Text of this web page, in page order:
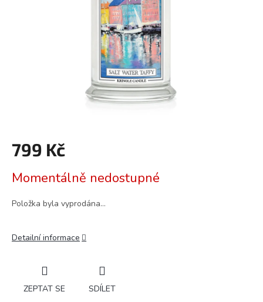
799 Kč
cena:
Momentálně nedostupné
Položka byla vyprodána…
Detailní informace
ZEPTAT SE SDÍLET